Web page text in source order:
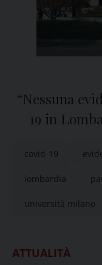
“Nessuna
19 in
covid-19
lombardia
università milano
ATTUALITÀ